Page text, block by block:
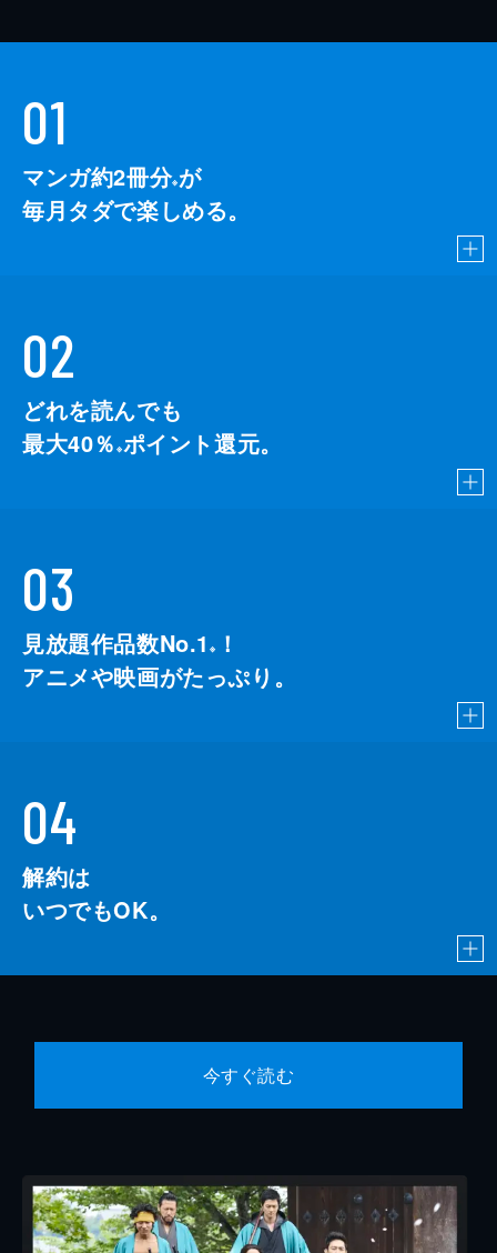
01
マンガ約2冊分※が
毎月タダで楽しめる。
02
どれを読んでも
最大40％ ※ポイント還元。
03
見放題作品数No.1 ※
！
アニメや映画がたっぷり。
04
解約は
いつでもOK。
今すぐ読む